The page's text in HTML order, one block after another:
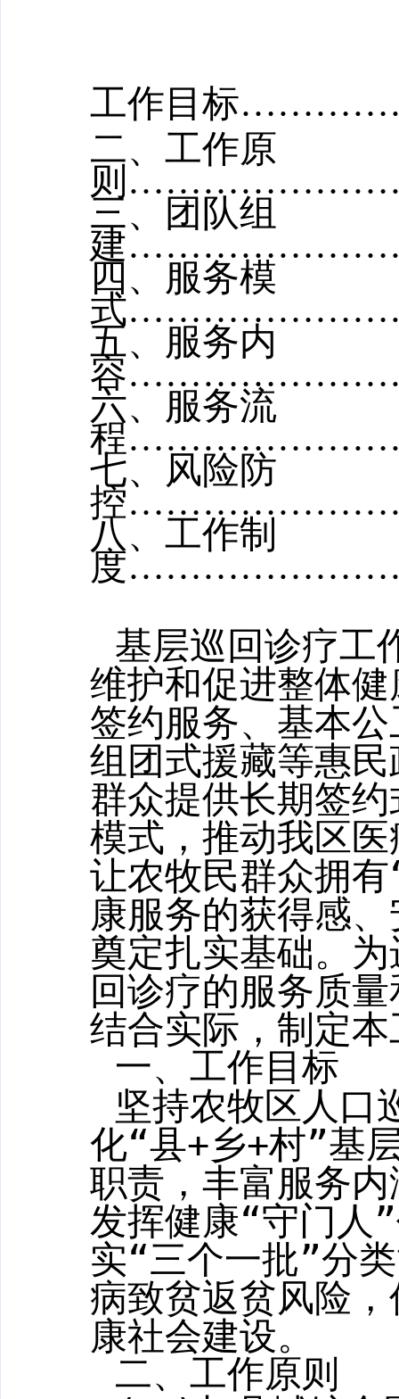
工作目标
二、工作原
则
三、团队组
建
四、服务模
式
五、服务内
容
六、服务流
程
七、风险防
控
八、工作制
度
基层巡回诊疗工
维护和促进整体
签约服务、 基本
组团式援藏等惠
群众提供长期签
模式，推动我区
让农牧民群众拥
康服务的获得感
奠定扎实基础。
回诊疗的服务质
结合实际，制定
一、工作目标
坚持农牧区人口
化“县+乡+村”基
职责，丰富服务
发挥健康“守门人
实“三个一批”分
病致贫返贫风险
康社会建设。
二、工作原则